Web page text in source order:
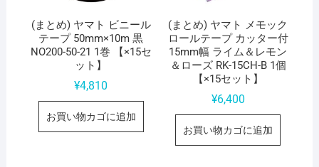
個
(まとめ) ヤマト ビニール
テープ 50mm×10m 黒
NO200-50-21 1巻 【×15セ
ット】
¥4,810
お買い物カゴに追加
(まとめ) ヤマト メモック
ロールテープ カッター付
15mm幅 ライム＆レモン
＆ローズ RK-15CH-B 1個
【×15セット】
¥6,400
お買い物カゴに追加